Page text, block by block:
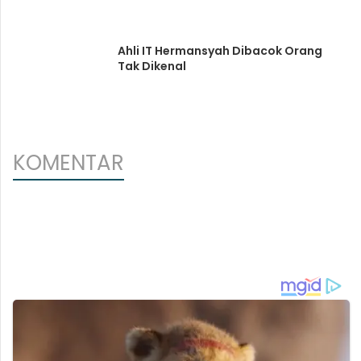
Ahli IT Hermansyah Dibacok Orang
Tak Dikenal
KOMENTAR